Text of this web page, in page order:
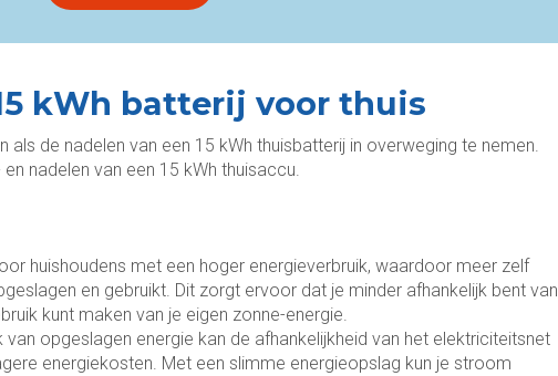
kWh batterij voor thuis
de nadelen van een 15 kWh thuisbatterij in overweging te nemen.
nadelen van een 15 kWh thuisaccu.
huishoudens met een hoger energieverbruik, waardoor meer zelf
en gebruikt. Dit zorgt ervoor dat je minder afhankelijk bent van
kunt maken van je eigen zonne-energie.
van opgeslagen energie kan de afhankelijkheid van het elektriciteitsnet
energiekosten. Met een slimme energieopslag kun je stroom